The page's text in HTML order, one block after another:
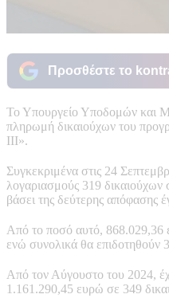
Προσθέστε το
Το Υπουργείο Υποδομών και
πληρωμή δικαιούχων του
ΙΙΙ».
Συγκεκριμένα στις 24
λογαριασμούς 319
βάσει της δεύτερης απόφασης
Από το ποσό αυτό,
ενώ συνολικά θα επιδοτηθούν
Από τον Αύγουστο του 2024,
1.161.290,45 ευρώ σε 349